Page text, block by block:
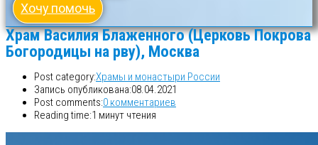
Хочу помочь
Храм Василия Блаженного (Церковь Покрова
Богородицы на рву), Москва
Post category:Храмы и монастыри России
Запись опубликована:08.04.2021
Post comments:0 комментариев
Reading time:1 минут чтения